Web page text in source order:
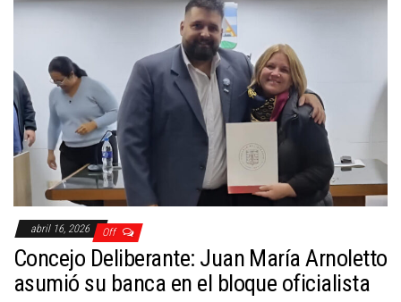
abril 16, 2026 Off
Concejo Deliberante: Juan María Arnoletto
asumió su banca en el bloque oficialista